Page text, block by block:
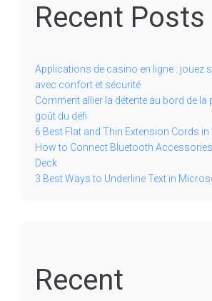
Recent Posts
Applications de casino en ligne : jouez
avec confort et sécurité
Comment allier la détente au bord de la
goût du défi
6 Best Flat and Thin Extension Cords in
How to Connect Bluetooth
Deck
3 Best Ways to Underline Text in
Recent